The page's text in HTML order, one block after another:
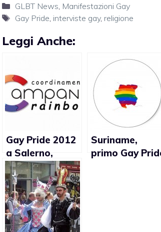
Categorie
GLBT News, Manifestazioni Gay
Tag
Gay Pride, interviste gay, religione
Leggi Anche:
Gay Pride 2012
a Salerno,
Giovane Italia
contraria
Suriname,
primo Gay